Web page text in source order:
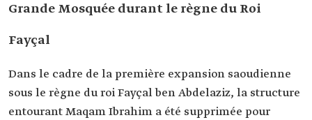
Grande Mosquée durant le règne du Roi
Fayçal
Dans le cadre de la première expansion saoudienne
sous le règne du roi Fayçal ben Abdelaziz, la structure
entourant Maqam Ibrahim a été supprimée pour